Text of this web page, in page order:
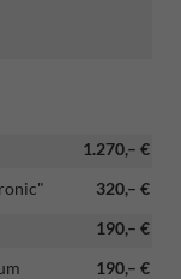
1.270,– €
320,– €
190,– €
190,– €